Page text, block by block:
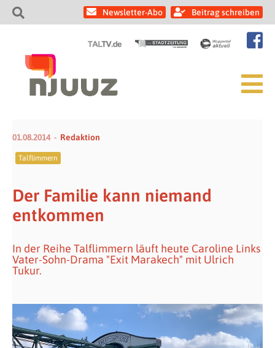
Newsletter-Abo Beitrag schreiben
01.08.2014 Redaktion
Talflimmern
Der Familie kann niemand
entkommen
In der Reihe Talflimmern läuft heute Caroline Links
Vater-Sohn-Drama "Exit Marakech" mit Ulrich
Tukur.